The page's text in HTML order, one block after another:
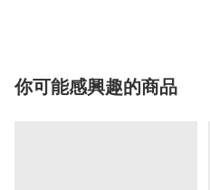
你可能感興趣的商品